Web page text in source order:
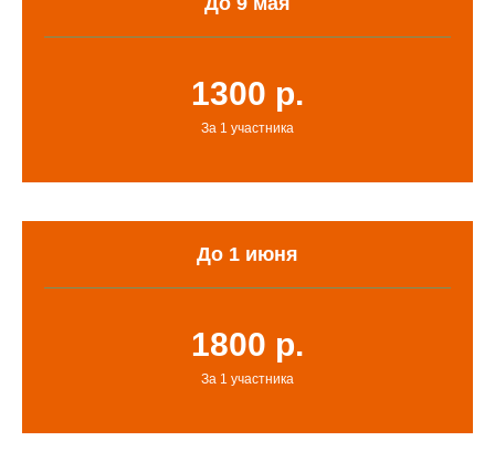
1300 р.
За 1 участника
До 1 июня
1800 р.
За 1 участника